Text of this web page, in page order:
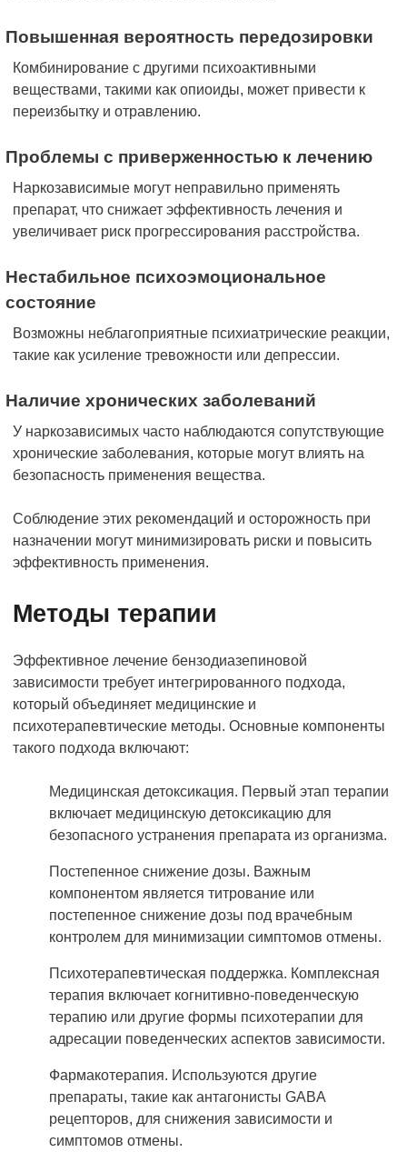
Повышенная вероятность передозировки
Комбинирование с другими психоактивными
веществами, такими как опиоиды, может привести к
переизбытку и отравлению.
Проблемы с приверженностью к лечению
Наркозависимые могут неправильно применять
препарат, что снижает эффективность лечения и
увеличивает риск прогрессирования расстройства.
Нестабильное психоэмоциональное
состояние
Возможны неблагоприятные психиатрические реакции,
такие как усиление тревожности или депрессии.
Наличие хронических заболеваний
У наркозависимых часто наблюдаются сопутствующие
хронические заболевания, которые могут влиять на
безопасность применения вещества.
Соблюдение этих рекомендаций и осторожность при
назначении могут минимизировать риски и повысить
эффективность применения.
Методы терапии
Эффективное лечение бензодиазепиновой
зависимости требует интегрированного подхода,
который объединяет медицинские и
психотерапевтические методы. Основные компоненты
такого подхода включают:
Медицинская детоксикация. Первый этап терапии
включает медицинскую детоксикацию для
безопасного устранения препарата из организма.
Постепенное снижение дозы. Важным
компонентом является титрование или
постепенное снижение дозы под врачебным
контролем для минимизации симптомов отмены.
Психотерапевтическая поддержка. Комплексная
терапия включает когнитивно-поведенческую
терапию или другие формы психотерапии для
адресации поведенческих аспектов зависимости.
Фармакотерапия. Используются другие
препараты, такие как антагонисты GABA
рецепторов, для снижения зависимости и
симптомов отмены.